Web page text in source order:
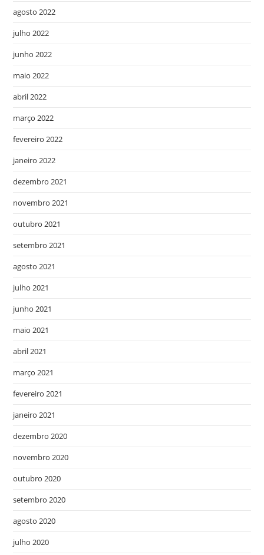
agosto 2022
julho 2022
junho 2022
maio 2022
abril 2022
março 2022
fevereiro 2022
janeiro 2022
dezembro 2021
novembro 2021
outubro 2021
setembro 2021
agosto 2021
julho 2021
junho 2021
maio 2021
abril 2021
março 2021
fevereiro 2021
janeiro 2021
dezembro 2020
novembro 2020
outubro 2020
setembro 2020
agosto 2020
julho 2020